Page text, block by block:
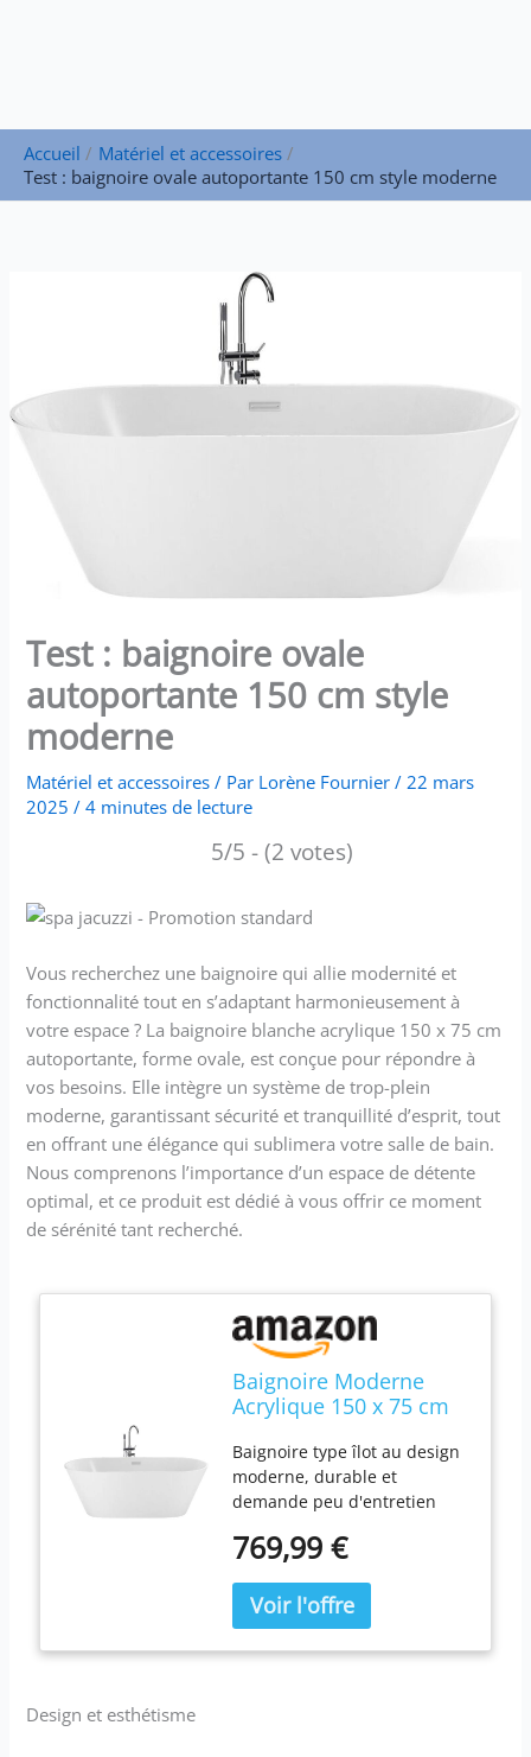
Accueil
Matériel et accessoires
Test : baignoire ovale autoportante 150 cm style moderne
Test : baignoire ovale
autoportante 150 cm style
moderne
Matériel et accessoires / Par Lorène Fournier/22 mars
2025/4 minutes de lecture
5/5 - (2 votes)
Vous recherchez une baignoire qui allie modernité et
fonctionnalité tout en s’adaptant harmonieusement à
votre espace ? La baignoire blanche acrylique 150 x 75 cm
autoportante, forme ovale, est conçue pour répondre à
vos besoins. Elle intègre un système de trop-plein
moderne, garantissant sécurité et tranquillité d’esprit, tout
en offrant une élégance qui sublimera votre salle de bain.
Nous comprenons l’importance d’un espace de détente
optimal, et ce produit est dédié à vous offrir ce moment
de sérénité tant recherché.
Baignoire Moderne
Acrylique 150 x 75 cm
Ovale Système de Trop-
Plein Blanche Havana
Baignoire type îlot au design
moderne, durable et
demande peu d'entretien
acrylique sanitaire Capacité :
Largeur : 150 cm ; Longueur :
75 cm Faite en matières
durables et faciles à
769,99 €
Design et esthétisme